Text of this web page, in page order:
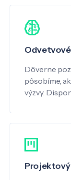
Dôverne
pôsobíme,
výzvy.
Projektový